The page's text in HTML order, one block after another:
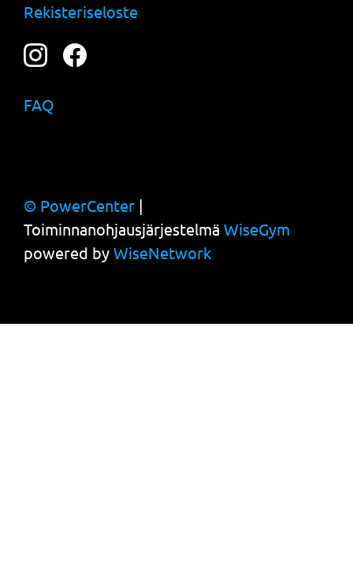
Rekisteriseloste
FAQ
© PowerCenter |
Toiminnanohjausjärjestelmä WiseGym
powered by WiseNetwork